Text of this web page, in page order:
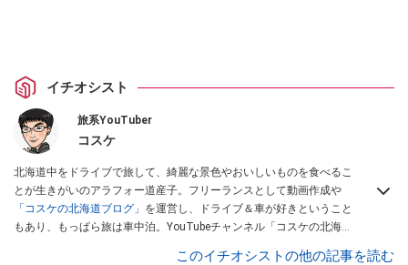
イチオシスト
旅系YouTuber
コスケ
北海道中をドライブで旅して、綺麗な景色やおいしいものを食べるこ
とが生きがいのアラフォー道産子。フリーランスとして動画作成や
「コスケの北海道ブログ」 を運営し、ドライブ＆車が好きということ
もあり、もっぱら旅は車中泊。YouTubeチャンネル「コスケの北海道
このイチオシストの他の記事を読む